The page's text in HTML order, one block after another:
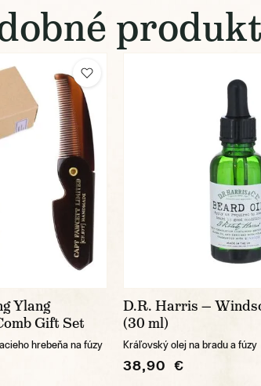
Ylang
Gift Set
hrebeňa na fúzy
D.R. Harris —
(30 ml)
Kráľovský olej na bradu a fúzy
38,90 €